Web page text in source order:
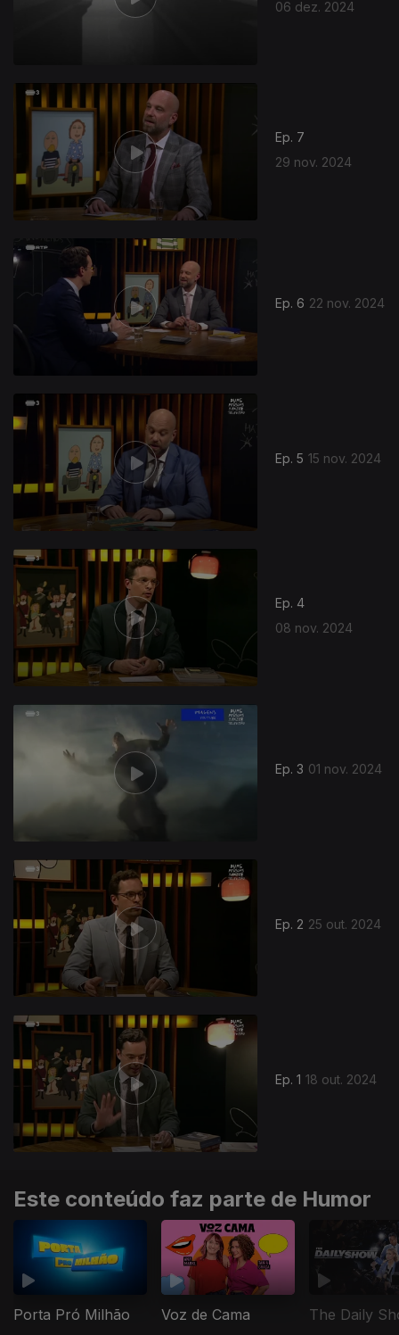
06 dez. 2024
Ep. 7
29 nov. 2024
Ep. 6 22 nov. 2024
Ep. 5 15 nov. 2024
Ep. 4
08 nov. 2024
Ep. 3 01 nov. 2024
Ep. 2 25 out. 2024
Ep. 1 18 out. 2024
802614
Este conteúdo faz parte de Humor
Porta Pró Milhão Voz de Cama The Daily